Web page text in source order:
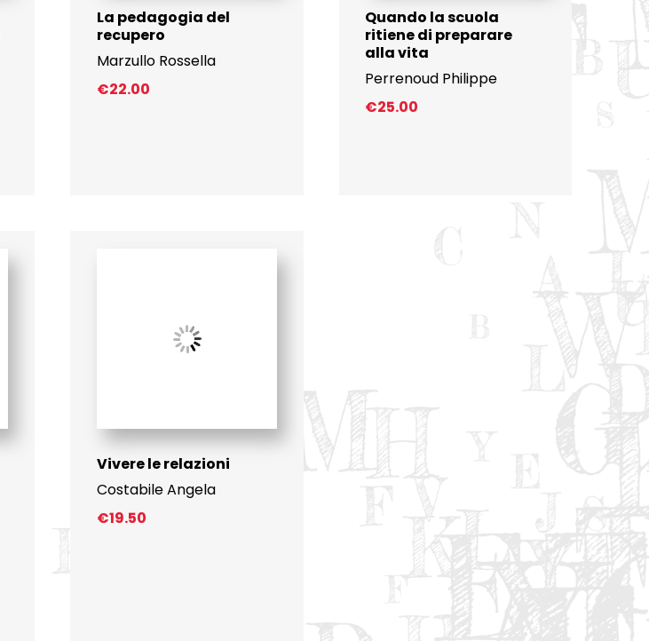
La pedagogia del
recupero
Marzullo Rossella
€22.00
Quando la scuola
ritiene di preparare
alla vita
Perrenoud Philippe
€25.00
Vivere le relazioni
Costabile Angela
€19.50